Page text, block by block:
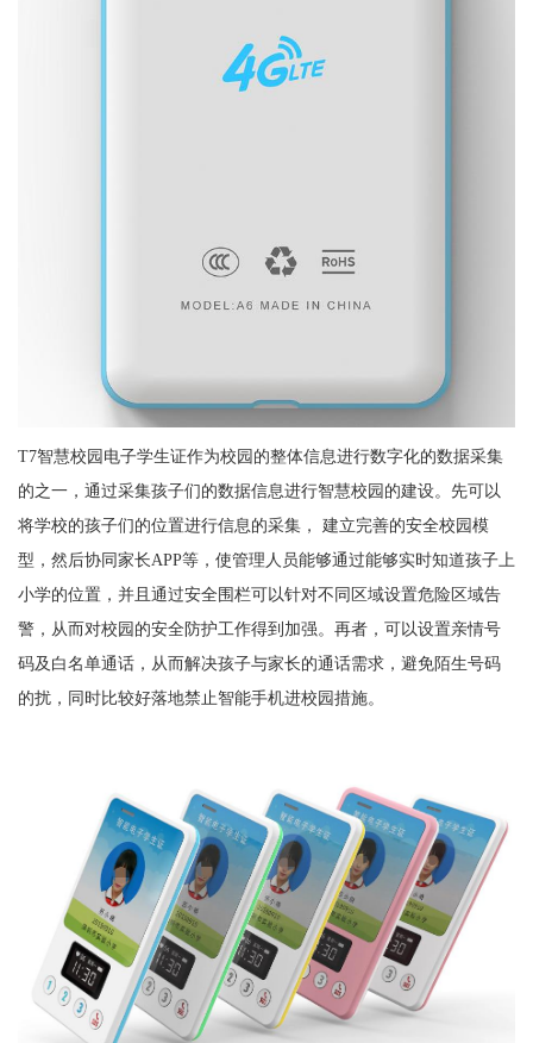
T7智慧校园电子学生证作为校园的整体信息进行数字化的数据采集
的之一，通过采集孩子们的数据信息进行智慧校园的建设。先可以
将学校的孩子们的位置进行信息的采集， 建立完善的安全校园模
型，然后协同家长APP等，使管理人员能够通过能够实时知道孩子上
小学的位置，并且通过安全围栏可以针对不同区域设置危险区域告
警，从而对校园的安全防护工作得到加强。再者，可以设置亲情号
码及白名单通话，从而解决孩子与家长的通话需求，避免陌生号码
的扰，同时比较好落地禁止智能手机进校园措施。